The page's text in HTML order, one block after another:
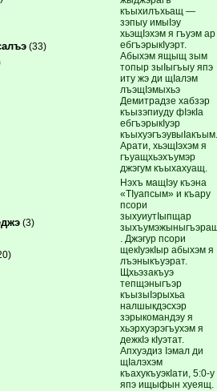
(33)
(3)
къыхилъхьащ —
зэпыу имыIэу
хьэщIэхэм я гъуэм ар
ебгъэрыкIуэрт.
Абыхэм ящыщ зым
топыр зыIыгъыу япэ
иту жэ ди щIалэм
лъэщIэмыхьэ
Демитрадзе хабзэр
къызэпиуду фIэкIа
ебгъэрыкIуэр
Арати, хьэщIэхэм я
гъуащхьэхъумэр
джэгум къыхахуащ.
Нэхъ мащIэу къэна
«ТIуапсым» и къару
псори
зыхуиутIыпщар
. Джэгур псори
щекIуэкIыр абыхэм я
лъэныкъуэрат.
Щхьэзакъуэ
тепщэныгъэр
къызыIэрыхьа
налшыкдэсхэр
зэрыкомандэу я
хьэрхуэрэгъухэм я
дежкIэ кIуэтат.
Апхуэдиз Iэмал ди
щIалэхэм
къахукъуэкIати, 5:0-у
япэ ищыфын хуеящ.